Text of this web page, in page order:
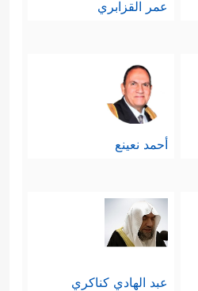
عمر القزابري
أحمد نعينع
عبد الهادي كناكري